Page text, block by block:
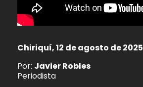
Chiriquí, 12 de agosto de 2025
Por: Javier Robles
Periodista